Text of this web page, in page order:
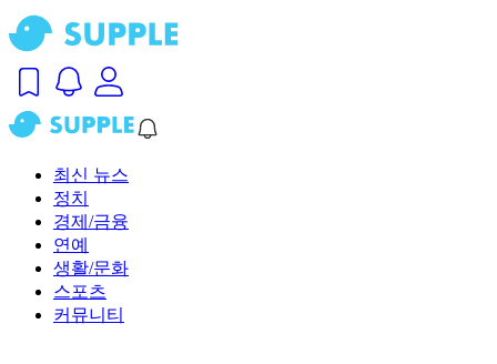
최신 뉴스
정치
경제/금융
연예
생활/문화
스포츠
커뮤니티